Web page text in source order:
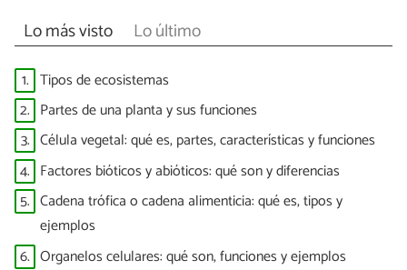
Lo más visto Lo último
1. Tipos de ecosistemas
2. Partes de una planta y sus funciones
3. Célula vegetal: qué es, partes, características y funciones
4. Factores bióticos y abióticos: qué son y diferencias
5. Cadena trófica o cadena alimenticia: qué es, tipos y
ejemplos
6. Organelos celulares: qué son, funciones y ejemplos